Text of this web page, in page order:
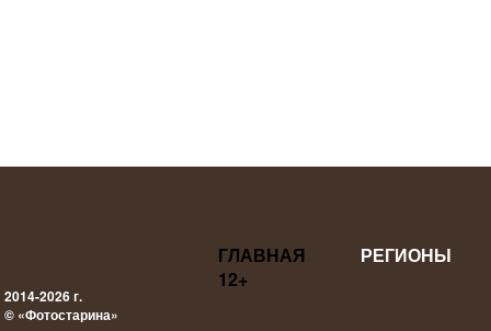
2014-2026 г.
© «Фотостарина»
ГЛАВНАЯ
РЕГИОНЫ
12+